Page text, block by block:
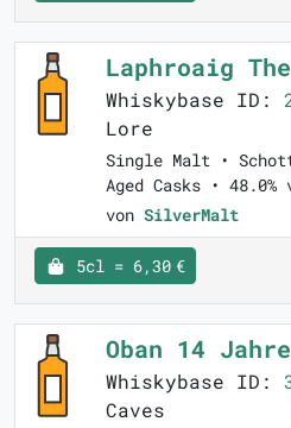
Laphroaig
Whiskybase ID:
Lore
Single Malt •
Aged Casks • 48.0%
von SilverMalt
5cl = 6,30 €
Oban 14 Jahre
Whiskybase ID:
Caves